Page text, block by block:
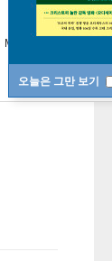
오늘은 그만 보기
Music on Vinyl